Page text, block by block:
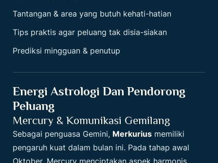
Tantangan & area yang butuh kehati-hatian
Tips praktis agar peluang tak disia-siakan
Prediksi mingguan & penutup
Energi Astrologi Dan Pendorong
Peluang
Mercury & Komunikasi Gemilang
Sebagai penguasa Gemini, Merkurius memiliki
pengaruh kuat dalam bulan ini. Pada tahap awal
Oktober, Mercury menciptakan aspek harmonis